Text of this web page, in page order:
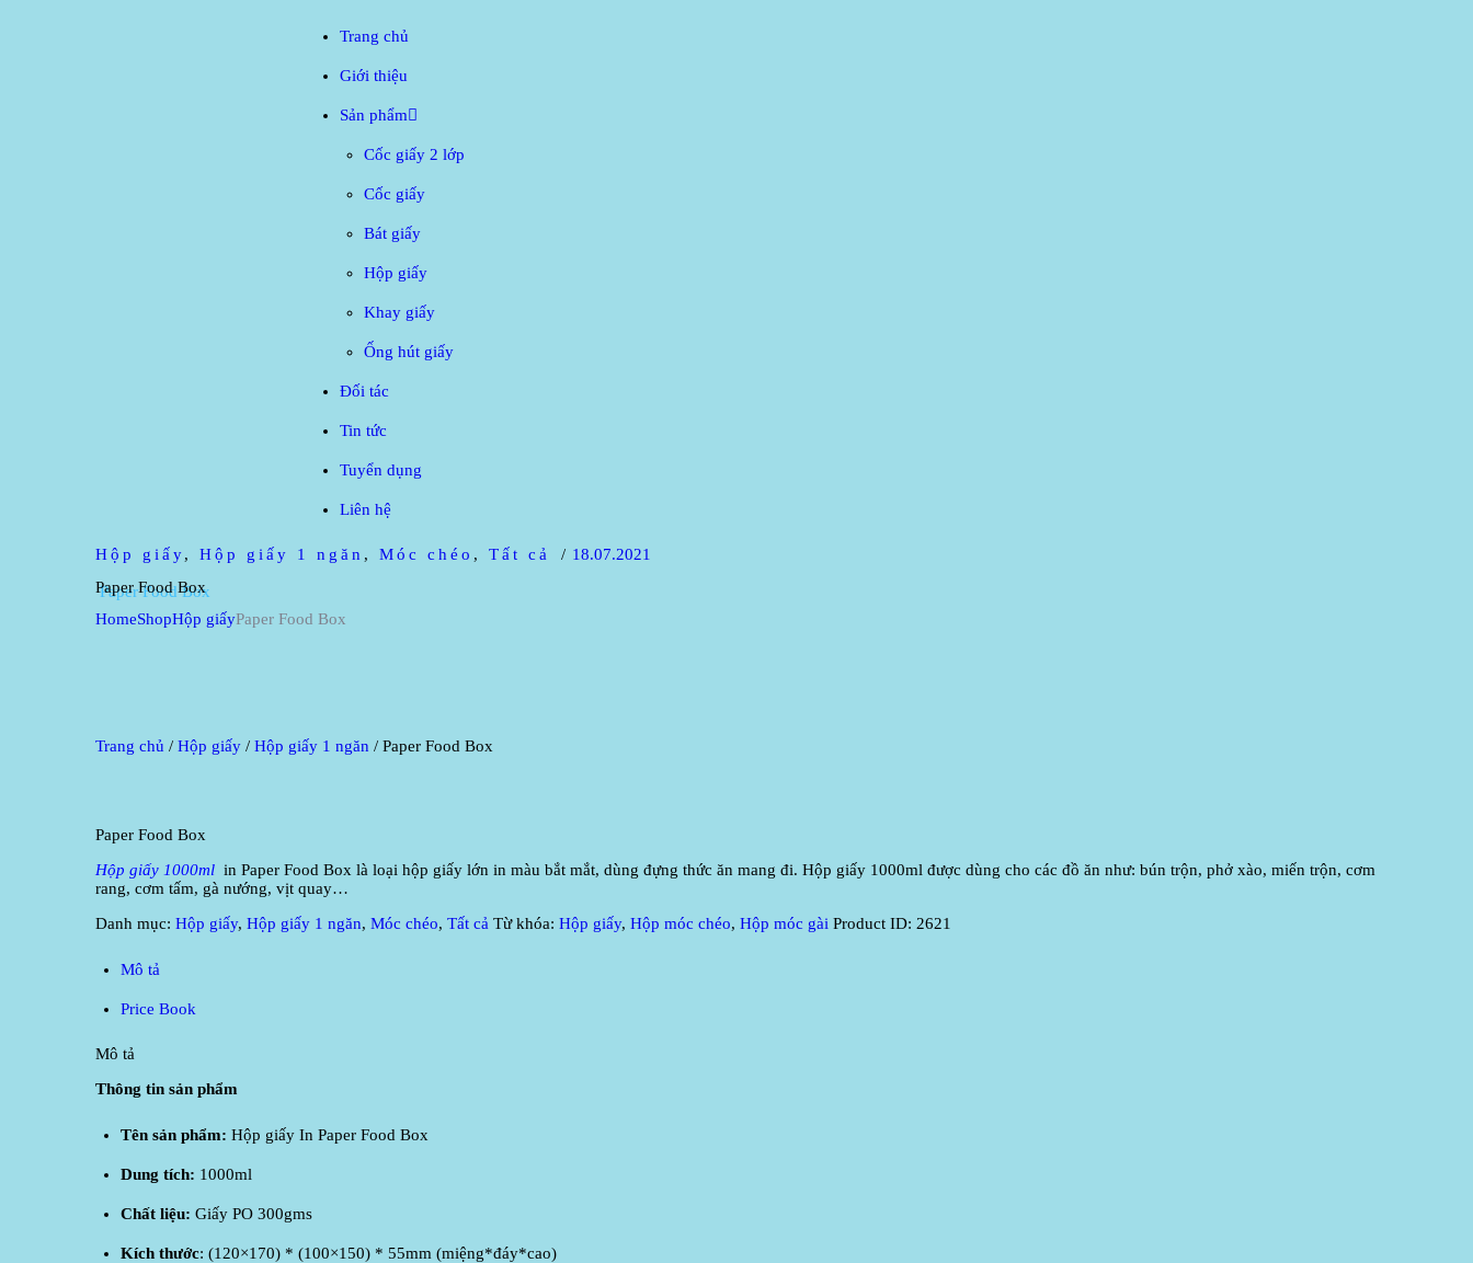
Trang chủ
Giới thiệu
Sản phẩm
Cốc giấy 2 lớp
Cốc giấy
Bát giấy
Hộp giấy
Khay giấy
Ống hút giấy
Đối tác
Tin tức
Tuyển dụng
Liên hệ
Hộp giấy, Hộp giấy 1 ngăn , Móc chéo , Tất cả
18.07.2021
Paper Food Box
HomeShopHộp giấyPaper Food Box
Trang chủ / Hộp giấy / Hộp giấy 1 ngăn / Paper Food Box
Paper Food Box
Hộp giấy 1000ml in Paper Food Box là loại hộp giấy lớn in màu bắt mắt, dùng đựng thức ăn mang đi. Hộp giấy 1000ml được dùng cho các đồ ăn như: bún trộn, phở xào, miến trộn, cơm
rang, cơm tấm, gà nướng, vịt quay…
Danh mục: Hộp giấy, Hộp giấy 1 ngăn, Móc chéo, Tất cả Từ khóa: Hộp giấy, Hộp móc chéo, Hộp móc gài Product ID: 2621
Mô tả
Price Book
Mô tả
Thông tin sản phẩm
Tên sản phẩm: Hộp giấy In Paper Food Box
Dung tích: 1000ml
Chất liệu: Giấy PO 300gms
Kích thước: (120×170) * (100×150) * 55mm (miệng*đáy*cao)